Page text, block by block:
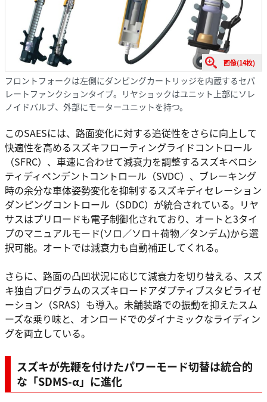
画像(14枚)
フロントフォークは左側にダンピングカートリッジを内蔵するセパ
レートファンクションタイプ。リヤショックはユニット上部にソレ
ノイドバルブ、外部にモーターユニットを持つ。
このSAESには、路面変化に対する追従性をさらに向上して
快適性を高めるスズキフローティングライドコントロール
（SFRC）、車速に合わせて減衰力を調整するスズキベロシ
ティディペンデントコントロール（SVDC）、ブレーキング
時の余分な車体姿勢変化を抑制するスズキディセレーション
ダンピングコントロール（SDDC）が統合されている。リヤ
サスはプリロードも電子制御化されており、オートと3タイ
プのマニュアルモード(ソロ／ソロ＋荷物／タンデム)から選
択可能。オートでは減衰力も自動補正してくれる。
さらに、路面の凸凹状況に応じて減衰力を切り替える、スズ
キ独自プログラムのスズキロードアダプティブスタビライゼ
ーション（SRAS）も導入。未舗装路での振動を抑えたスム
ーズな乗り味と、オンロードでのダイナミックなライディン
グを両立している。
スズキが先鞭を付けたパワーモード切替は統合的
な「SDMS-α」に進化